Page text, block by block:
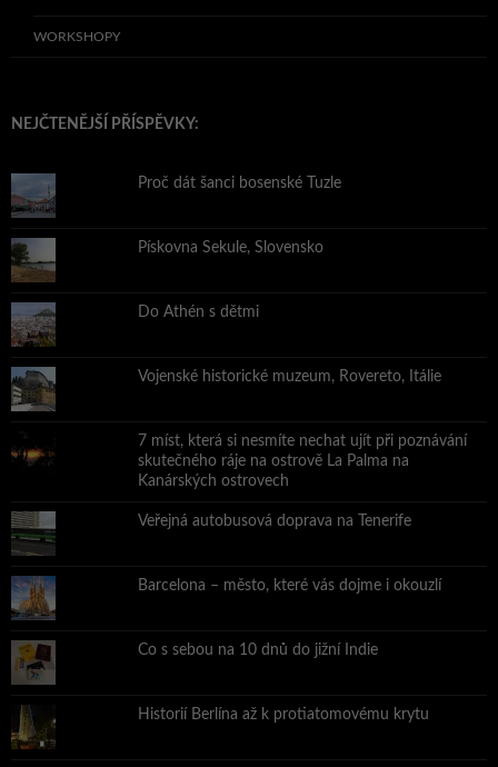
WORKSHOPY
NEJČTENĚJŠÍ PŘÍSPĚVKY:
Proč dát šanci bosenské Tuzle
Pískovna Sekule, Slovensko
Do Athén s dětmi
Vojenské historické muzeum, Rovereto, Itálie
7 míst, která si nesmíte nechat ujít při poznávání
skutečného ráje na ostrově La Palma na
Kanárských ostrovech
Veřejná autobusová doprava na Tenerife
Barcelona – město, které vás dojme i okouzlí
Co s sebou na 10 dnů do jižní Indie
Historií Berlína až k protiatomovému krytu